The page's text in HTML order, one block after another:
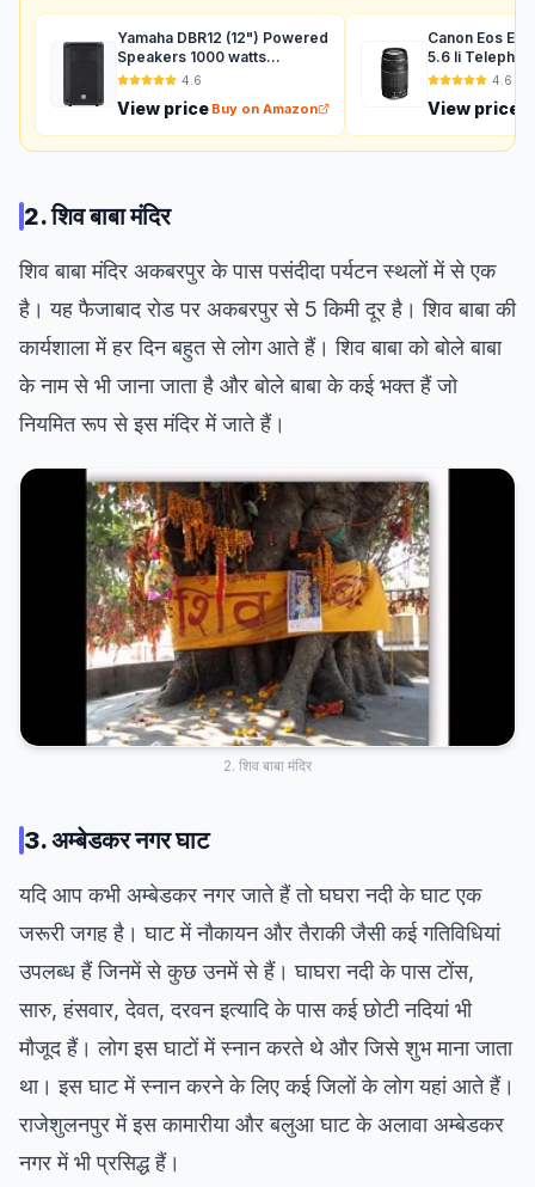
Yamaha DBR12 (12") Powered
Speakers 1000 watts
Auxiliary (Black)
4.6
View price Buy on Amazon
Canon Eos Ef
5.6 Ii
For Dslr
4.6
View price
2. शिव बाबा मंदिर
शिव बाबा मंदिर अकबरपुर के पास पसंदीदा पर्यटन स्थलों में से एक
है। यह फैजाबाद रोड पर अकबरपुर से 5 किमी दूर है। शिव बाबा की
कार्यशाला में हर दिन बहुत से लोग आते हैं। शिव बाबा को बोले बाबा
के नाम से भी जाना जाता है और बोले बाबा के कई भक्त हैं जो
नियमित रूप से इस मंदिर में जाते हैं।
2. शिव बाबा मंदिर
3. अम्बेडकर नगर घाट
यदि आप कभी अम्बेडकर नगर जाते हैं तो घघरा नदी के घाट एक
जरूरी जगह है। घाट में नौकायन और तैराकी जैसी कई गतिविधियां
उपलब्ध हैं जिनमें से कुछ उनमें से हैं। घाघरा नदी के पास टोंस,
सारु, हंसवार, देवत, दरवन इत्यादि के पास कई छोटी नदियां भी
मौजूद हैं। लोग इस घाटों में स्नान करते थे और जिसे शुभ माना जाता
था। इस घाट में स्नान करने के लिए कई जिलों के लोग यहां आते हैं।
राजेशुलनपुर में इस कामारीया और बलुआ घाट के अलावा अम्बेडकर
नगर में भी प्रसिद्ध हैं।